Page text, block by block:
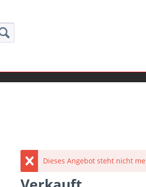
Dieses Angebot steht nicht